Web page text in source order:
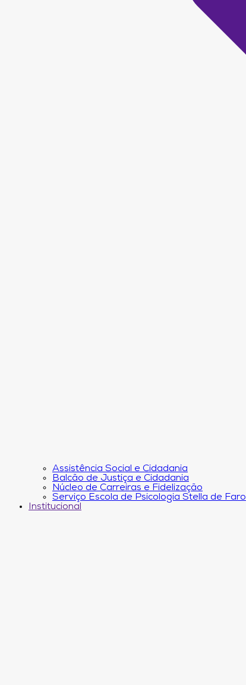
Assistência Social e Cidadania
Balcão de Justiça e Cidadania
Núcleo de Carreiras e Fidelização
Serviço Escola de Psicologia Stella de Faro
Institucional